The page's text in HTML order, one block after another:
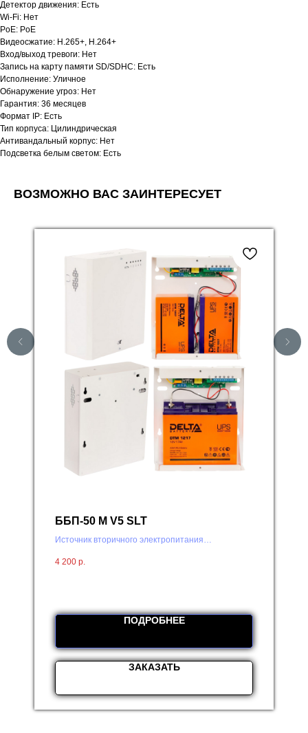
Детектор движения: Есть
Wi-Fi: Нет
PoE: PoE
Видеосжатие: H.265+, H.264+
Вход/выход тревоги: Нет
Запись на карту памяти SD/SDHC: Есть
Исполнение: Уличное
Обнаружение угроз: Нет
Гарантия: 36 месяцев
Формат IP: Есть
Тип корпуса: Цилиндрическая
Антивандальный корпус: Нет
Подсветка белым светом: Есть
ВОЗМОЖНО ВАС ЗАИНТЕРЕСУЕТ
ББП-50 М V5 SLT
Источник вторичного электропитания
4 200 р.
ПОДРОБНЕЕ
ЗАКАЗАТЬ